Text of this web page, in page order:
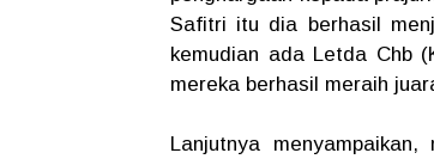
Safitri itu dia berhasil
kemudian ada Letda Chb
mereka berhasil meraih
Lanjutnya